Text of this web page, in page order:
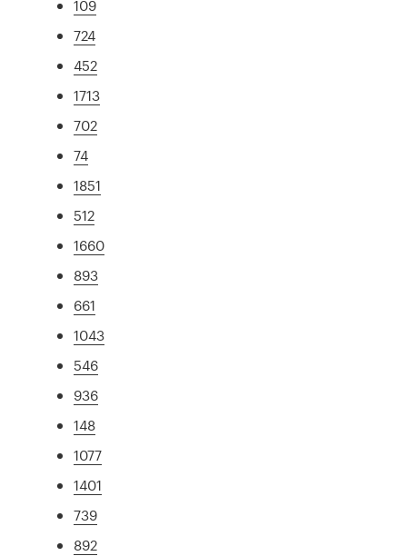
109
724
452
1713
702
74
1851
512
1660
893
661
1043
546
936
148
1077
1401
739
892